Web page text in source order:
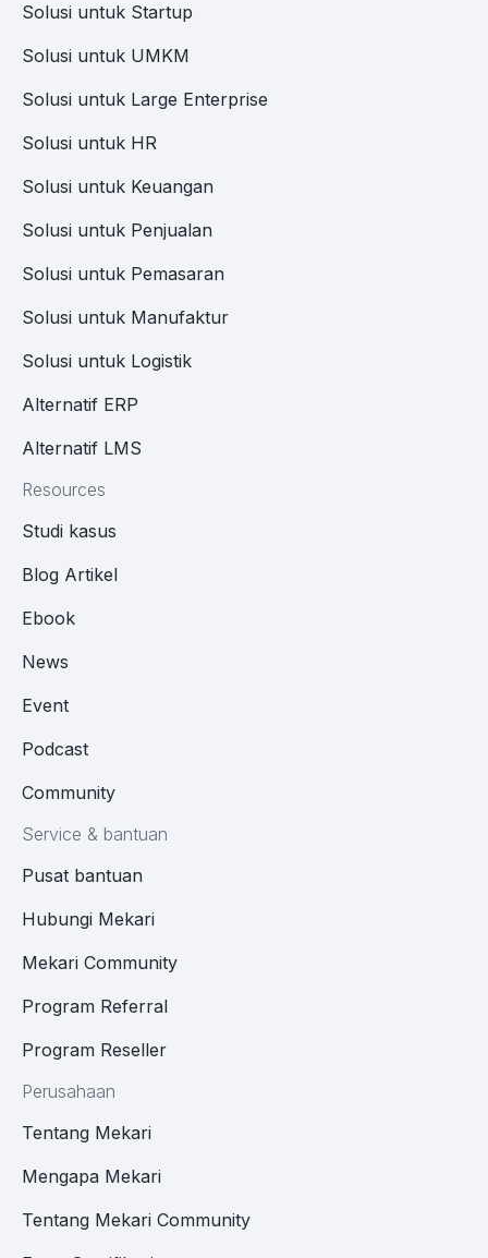
Solusi untuk Startup
Solusi untuk UMKM
Solusi untuk Large Enterprise
Solusi untuk HR
Solusi untuk Keuangan
Solusi untuk Penjualan
Solusi untuk Pemasaran
Solusi untuk Manufaktur
Solusi untuk Logistik
Alternatif ERP
Alternatif LMS
Resources
Studi kasus
Blog Artikel
Ebook
News
Event
Podcast
Community
Service & bantuan
Pusat bantuan
Hubungi Mekari
Mekari Community
Program Referral
Program Reseller
Perusahaan
Tentang Mekari
Mengapa Mekari
Tentang Mekari Community